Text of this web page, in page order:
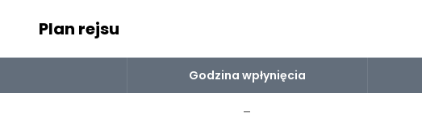
Plan rejsu
Godzina wpłynięcia
–